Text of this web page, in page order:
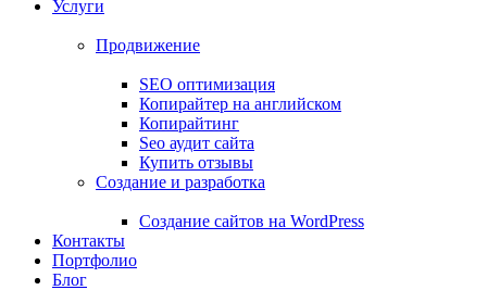
Услуги
Продвижение
SEO оптимизация
Копирайтер на английском
Копирайтинг
Seo аудит сайта
Купить отзывы
Создание и разработка
Cоздание сайтов на WordPress
Контакты
Портфолио
Блог